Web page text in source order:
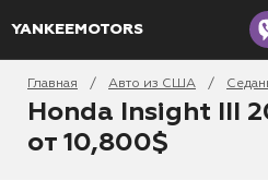
YANKEEMOTORS
Главная / Авто из США /
Honda Insight III
от 10,800$